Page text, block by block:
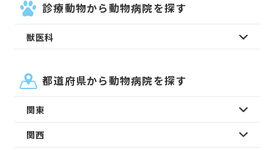
診療動物から動物病院を探す
獣医科
都道府県から動物病院を探す
関東
関西